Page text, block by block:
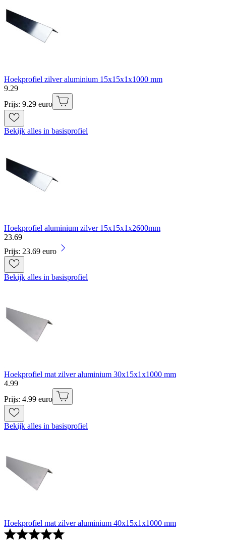
Hoekprofiel zilver aluminium 15x15x1x1000 mm
9.29
Prijs: 9.29 euro
Bekijk alles in basisprofiel
Hoekprofiel aluminium zilver 15x15x1x2600mm
23.69
Prijs: 23.69 euro
Bekijk alles in basisprofiel
Hoekprofiel mat zilver aluminium 30x15x1x1000 mm
4.99
Prijs: 4.99 euro
Bekijk alles in basisprofiel
Hoekprofiel mat zilver aluminium 40x15x1x1000 mm